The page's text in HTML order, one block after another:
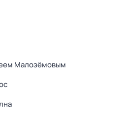
Малозёмовым